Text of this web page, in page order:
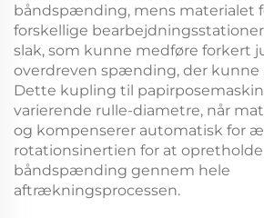
båndspænding, mens materialet
forskellige
slak, som kunne medføre forkert
overdreven spænding, der kunne
Dette kupling til
varierende rulle-diametre, når
og kompenserer automatisk for
rotationsinertien for at
båndspænding gennem hele
aftrækningsprocessen.